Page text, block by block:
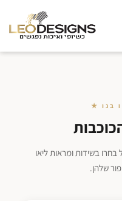
בנו ★
בשידות ומראות ליאו
שלהן.